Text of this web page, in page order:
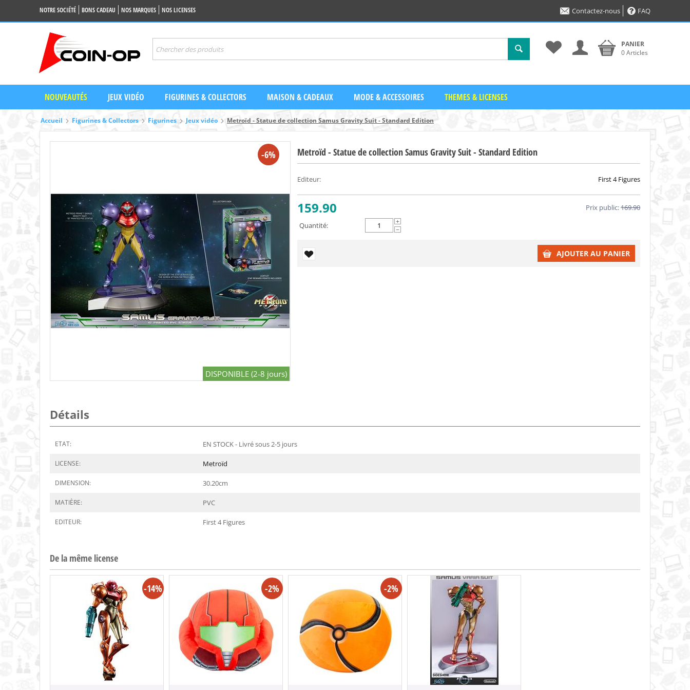
NOTRE SOCIÉTÉ BONS CADEAU NOS MARQUES NOS LICENSES Contactez-nous FAQ
PANIER
0 Articles
NOUVEAUTÉS JEUX VIDÉO FIGURINES & COLLECTORS MAISON & CADEAUX MODE & ACCESSOIRES THEMES & LICENSES
Accueil Figurines & Collectors Figurines Jeux vidéo Metroïd - Statue de collection Samus Gravity Suit - Standard Edition
-6%
DISPONIBLE (2-8 jours)
Metroïd - Statue de collection Samus Gravity Suit - Standard Edition
Editeur: First 4 Figures
159.90 Prix public:169.90
Quantité:
+
−
AJOUTER AU PANIER
Détails
ETAT: EN STOCK - Livré sous 2-5 jours
LICENSE: Metroïd
DIMENSION: 30.20cm
MATIÈRE: PVC
EDITEUR: First 4 Figures
De la même license
-14% -2% -2%